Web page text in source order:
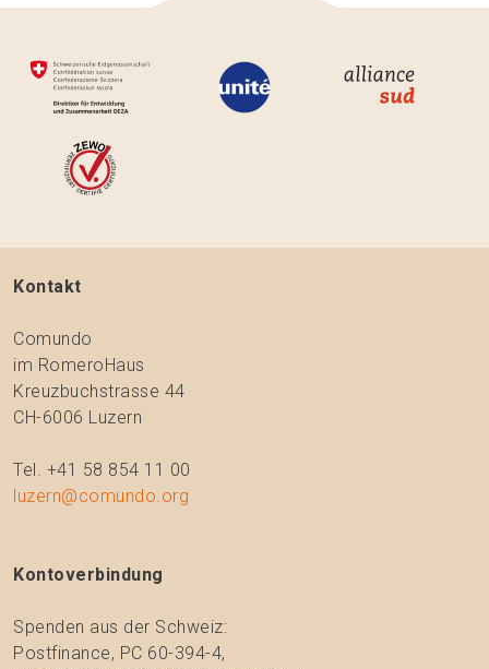
Kontakt
Comundo
im RomeroHaus
Kreuzbuchstrasse 44
CH-6006 Luzern
Tel. +41 58 854 11 00
luzern@comundo.org
Kontoverbindung
Spenden aus der Schweiz:
Postfinance, PC 60-394-4,